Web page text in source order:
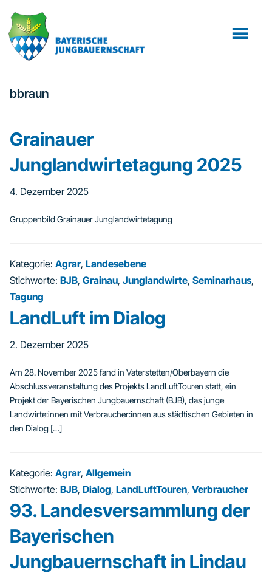
Inhalt
springen
Fußzeile
springen
bbraun
Grainauer
Junglandwirtetagung 2025
4. Dezember 2025
Gruppenbild Grainauer Junglandwirtetagung
Kategorie: Agrar, Landesebene
Stichworte: BJB, Grainau, Junglandwirte, Seminarhaus,
Tagung
LandLuft im Dialog
2. Dezember 2025
Am 28. November 2025 fand in Vaterstetten/Oberbayern die
Abschlussveranstaltung des Projekts LandLuftTouren statt, ein
Projekt der Bayerischen Jungbauernschaft (BJB), das junge
Landwirte:innen mit Verbraucher:innen aus städtischen Gebieten in
den Dialog […]
Kategorie: Agrar, Allgemein
Stichworte: BJB, Dialog, LandLuftTouren, Verbraucher
93. Landesversammlung der
Bayerischen
Jungbauernschaft in Lindau